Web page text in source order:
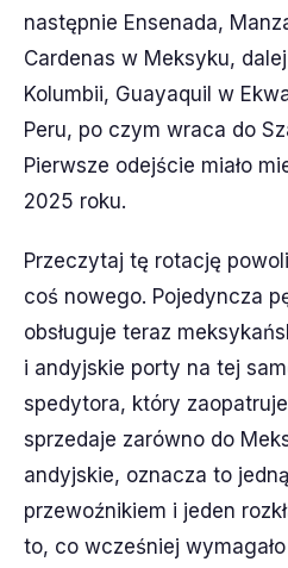
następnie Ensenada,
Cardenas w Meksyku,
Kolumbii, Guayaquil w
Peru, po czym wraca do
Pierwsze odejście miało
2025 roku.
Przeczytaj tę rotację
coś nowego. Pojedyncza
obsługuje teraz
i andyjskie porty na tej
spedytora, który
sprzedaje zarówno do
andyjskie, oznacza to
przewoźnikiem i jeden
to, co wcześniej